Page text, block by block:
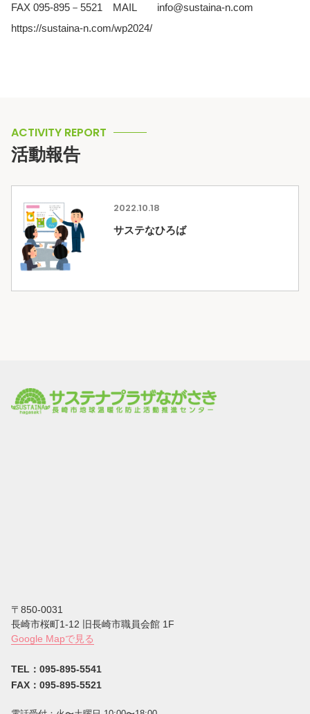
FAX 095-895－5521 MAIL info@sustaina-n.com
https://sustaina-n.com/wp2024/
ACTIVITY REPORT
活動報告
2022.10.18
サステなひろば
〒850-0031
⻑崎市桜町1-12 旧長崎市職員会館 1F
Google Mapで見る
TEL：095-895-5541
FAX：095-895-5521